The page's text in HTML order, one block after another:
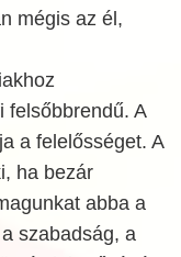
mégis az él,
felsőbbrendű. A
a felelősséget. A
ha bezár
abba a
szabadság, a